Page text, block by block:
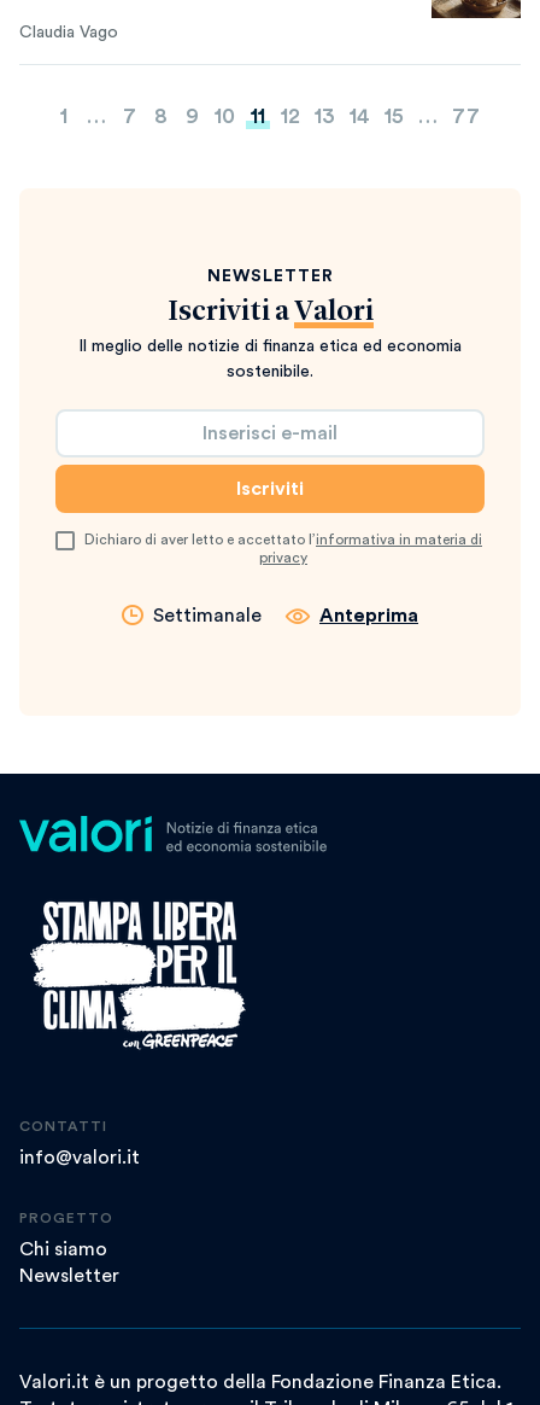
Claudia Vago
Paginazione
1 … 7 8 9 10 11 12 13 14 15 … 77
NEWSLETTER
Iscriviti a Valori
Il meglio delle notizie di finanza etica ed economia
sostenibile.
Dichiaro di aver letto e accettato l’informativa in materia di
privacy
Settimanale Anteprima
CONTATTI
info@valori.it
PROGETTO
Chi siamo
Newsletter
Valori.it è un progetto della Fondazione Finanza Etica.